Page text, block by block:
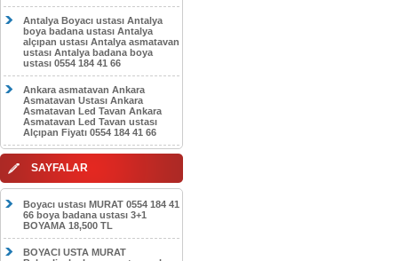
Antalya Boyacı ustası Antalya
boya badana ustası Antalya
alçıpan ustası Antalya asmatavan
ustası Antalya badana boya
ustası 0554 184 41 66
Ankara asmatavan Ankara
Asmatavan Ustası Ankara
Asmatavan Led Tavan Ankara
Asmatavan Led Tavan ustası
Alçıpan Fiyatı 0554 184 41 66
SAYFALAR
Boyacı ustası MURAT 0554 184 41
66 boya badana ustası 3+1
BOYAMA 18,500 TL
BOYACI USTA MURAT